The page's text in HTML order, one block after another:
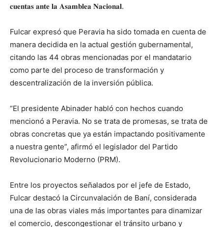
𝐜𝐮𝐞𝐧𝐭𝐚𝐬 𝐚𝐧𝐭𝐞 𝐥𝐚 𝐀𝐬𝐚𝐦𝐛𝐥𝐞𝐚 𝐍𝐚𝐜𝐢𝐨𝐧𝐚𝐥.
Fulcar expresó que Peravia ha sido tomada en cuenta de
manera decidida en la actual gestión gubernamental,
citando las 44 obras mencionadas por el mandatario
como parte del proceso de transformación y
descentralización de la inversión pública.
“El presidente Abinader habló con hechos cuando
mencionó a Peravia. No se trata de promesas, se trata de
obras concretas que ya están impactando positivamente
a nuestra gente”, afirmó el legislador del Partido
Revolucionario Moderno (PRM).
Entre los proyectos señalados por el jefe de Estado,
Fulcar destacó la Circunvalación de Baní, considerada
una de las obras viales más importantes para dinamizar
el comercio, descongestionar el tránsito urbano y